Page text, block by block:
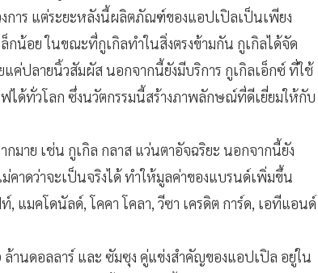
การ แต่ระยะหลังนี้ผลิตภัณฑ์ของแอปเปิลเป็นเพียง
กน้อย ในขณะที่กูเกิลทำในสิ่งตรงข้ามกัน กูเกิลได้จัด
แค่ปลายนิ้วสัมผัส นอกจากนี้ยังมีบริการ กูเกิลเอ็กซ์ ที่ใช้
ด้ทั่วโลก ซึ่งนวัตกรรมนี้สร้างภาพลักษณ์ที่ดีเยี่ยมให้กับ
มาย เช่น กูเกิล กลาส แว่นตาอัจฉริยะ นอกจากนี้ยัง
าดว่าจะเป็นจริงได้ ทำให้มูลค่าของแบรนด์เพิ่มขึ้น
มคโดนัลด์, โคคา โคลา, วีซา เครดิต การ์ด, เอทีแอนด์
นดอลลาร์ และ ซัมซุง คู่แข่งสำคัญของแอปเปิล อยู่ใน